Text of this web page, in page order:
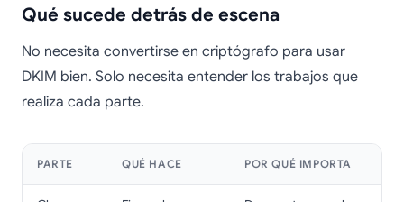
Qué sucede detrás de escena
No necesita convertirse en criptógrafo para usar
DKIM bien. Solo necesita entender los trabajos que
realiza cada parte.
PARTE QUÉ HACE POR QUÉ IMPORTA